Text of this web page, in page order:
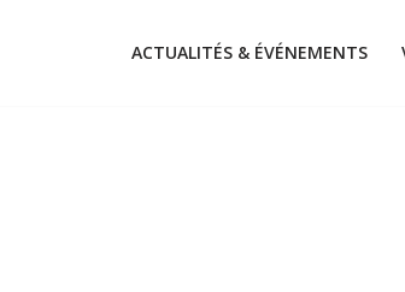
ACTUALITÉS & ÉVÉNEMENTS